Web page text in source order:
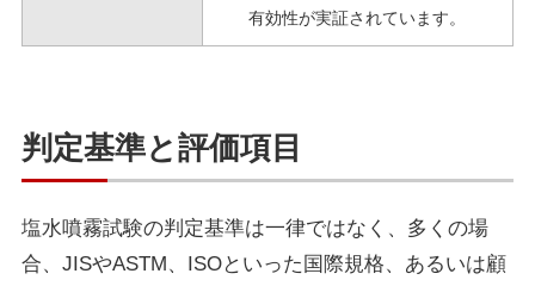
有効性が実証されています。
判定基準と評価項目
塩水噴霧試験の判定基準は一律ではなく、多くの場
合、JISやASTM、ISOといった国際規格、あるいは顧